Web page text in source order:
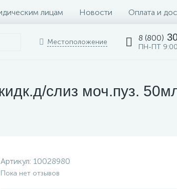
лицам Новости Оплата и
Местоположение 8 (800)
ПН-ПТ
слиз моч.пуз.
Артикул: 10028980
Пока нет отзывов